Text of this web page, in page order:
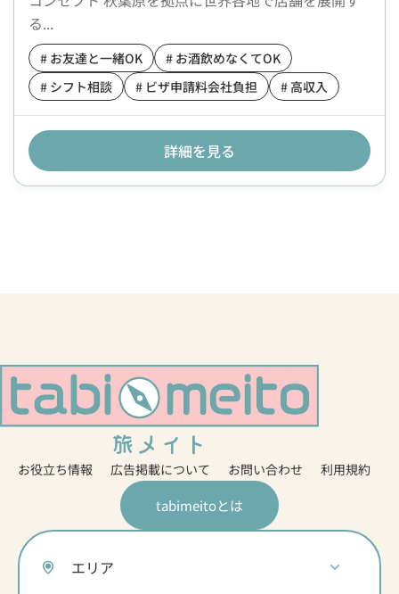
る...
# お友達と一緒OK
# お酒飲めなくてOK
# シフト相談
# ビザ申請料会社負担 # 高収入
詳細を見る
お役立ち情報 広告掲載について お問い合わせ 利用規約
tabimeitoとは